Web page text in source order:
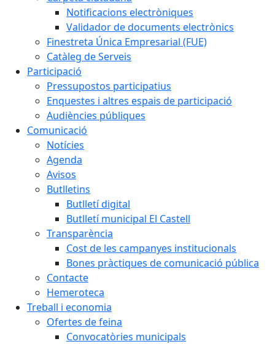
Notificacions electròniques
Validador de documents electrònics
Finestreta Única Empresarial (FUE)
Catàleg de Serveis
Participació
Pressupostos participatius
Enquestes i altres espais de participació
Audiències públiques
Comunicació
Notícies
Agenda
Avisos
Butlletins
Butlletí digital
Butlletí municipal El Castell
Transparència
Cost de les campanyes institucionals
Bones pràctiques de comunicació pública
Contacte
Hemeroteca
Treball i economia
Ofertes de feina
Convocatòries municipals